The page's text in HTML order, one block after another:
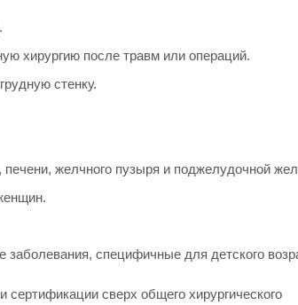
хирургию после травм или операций.
стенку.
печени, желчного пузыря и поджелудочной
специфичные для детского
сверх общего хирургического